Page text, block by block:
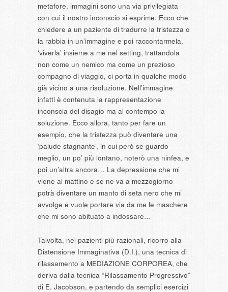
metafore, immagini sono una via privilegiata
con cui il nostro inconscio si esprime. Ecco che
chiedere a un paziente di tradurre la tristezza o
la rabbia in un’immagine e poi raccontarmela,
‘viverla’ insieme a me nel setting, trattandola
non come un nemico ma come un prezioso
compagno di viaggio, ci porta in qualche modo
già vicino a una risoluzione. Nell’immagine
infatti è contenuta la rappresentazione
inconscia del disagio ma al contempo la
soluzione. Ecco allora, tanto per fare un
esempio, che la tristezza può diventare una
‘palude stagnante’, in cui però se guardo
meglio, un po’ più lontano, noterò una ninfea, e
poi un’altra ancora… La depressione che mi
viene al mattino e se ne va a mezzogiorno
potrà diventare un manto di seta nero che mi
avvolge e vuole portare via da me le maschere
che mi sono abituato a indossare…
Talvolta, nei pazienti più razionali, ricorro alla
Distensione Immaginativa (D.I.), una tecnica di
rilassamento a MEDIAZIONE CORPOREA, che
deriva dalla tecnica “Rilassamento Progressivo”
di E. Jacobson, e partendo da semplici esercizi